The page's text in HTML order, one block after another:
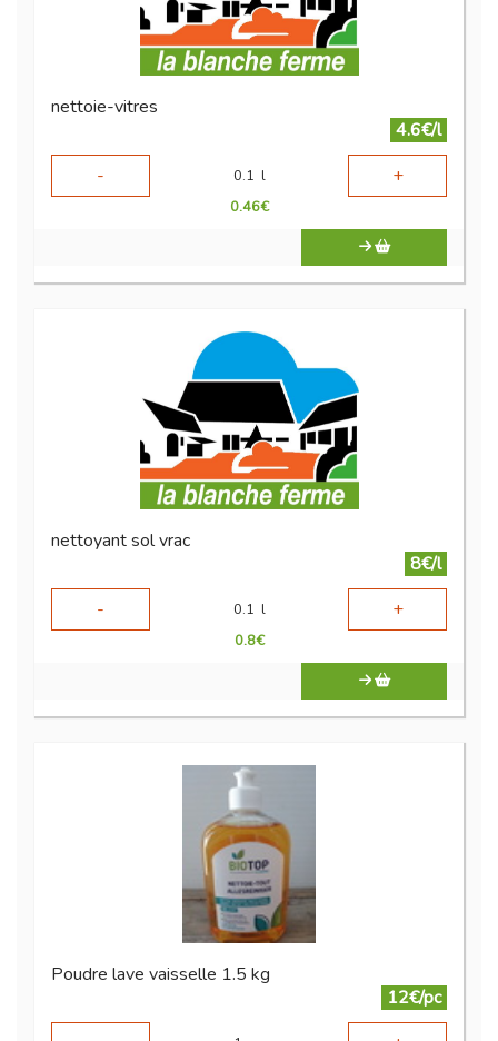
nettoie-vitres
4.6€/l
-
0.1 l +
0.46€
nettoyant sol vrac
8€/l
-
0.1 l +
0.8€
Poudre lave vaisselle 1.5 kg
12€/pc